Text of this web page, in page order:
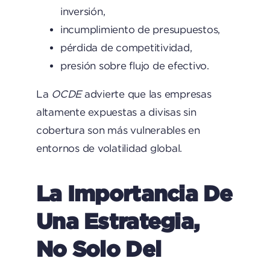
inversión,
incumplimiento de presupuestos,
pérdida de competitividad,
presión sobre flujo de efectivo.
La OCDEadvierte que las empresas
altamente expuestas a divisas sin
cobertura son más vulnerables en
entornos de volatilidad global.
La Importancia De
Una Estrategia,
No Solo Del